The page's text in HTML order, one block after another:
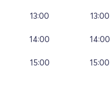
13:00
14:00
15:00
13:00
14:00
15:00